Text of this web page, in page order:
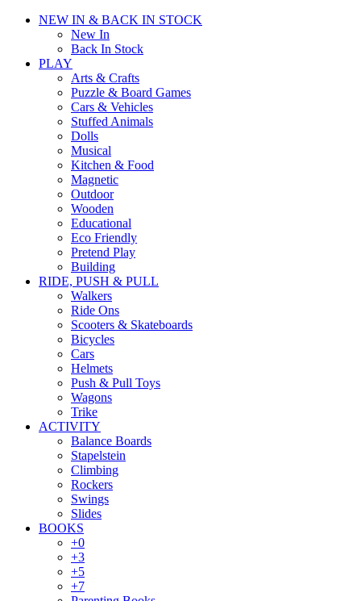
NEW IN & BACK IN STOCK
New In
Back In Stock
PLAY
Arts & Crafts
Puzzle & Board Games
Cars & Vehicles
Stuffed Animals
Dolls
Musical
Kitchen & Food
Magnetic
Outdoor
Wooden
Educational
Eco Friendly
Pretend Play
Building
RIDE, PUSH & PULL
Walkers
Ride Ons
Scooters & Skateboards
Bicycles
Cars
Helmets
Push & Pull Toys
Wagons
Trike
ACTIVITY
Balance Boards
Stapelstein
Climbing
Rockers
Swings
Slides
BOOKS
+0
+3
+5
+7